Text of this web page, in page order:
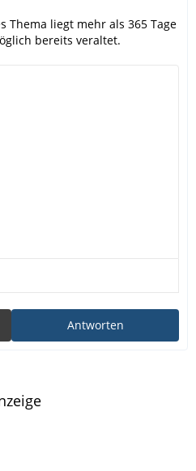
Thema liegt mehr als 365 Tage
bereits veraltet.
Antworten